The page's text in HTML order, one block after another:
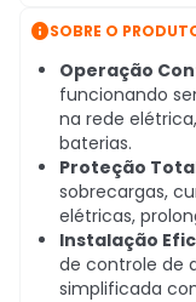
SOBRE O
Operação
funcionando
na rede
baterias.
Proteção
sobrecargas,
elétricas,
Instalação
de controle de
simplificada